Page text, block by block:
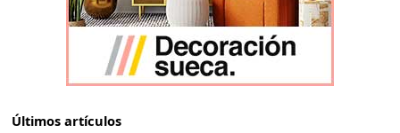
Últimos artículos